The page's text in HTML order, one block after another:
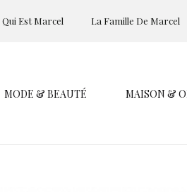
Qui Est Marcel La Famille De Marcel
MODE & BEAUTÉ MAISON &